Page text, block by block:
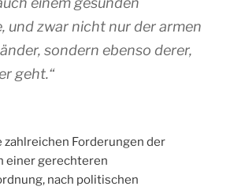
und zwar nicht nur der armen
sondern ebenso derer,
geht.“
zahlreichen Forderungen der
einer gerechteren
nach politischen